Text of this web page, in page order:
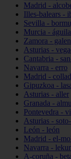
Madrid -
Illes-balears -
Sevilla -
Murcia -
Zamora -
Asturias -
Cantabria -
Navarra - erro
Madrid -
Gipuzkoa -
Asturias - aller
Granada -
Pontevedra -
Asturias -
León - león
Madrid - el-
Navarra -
A-coruña -